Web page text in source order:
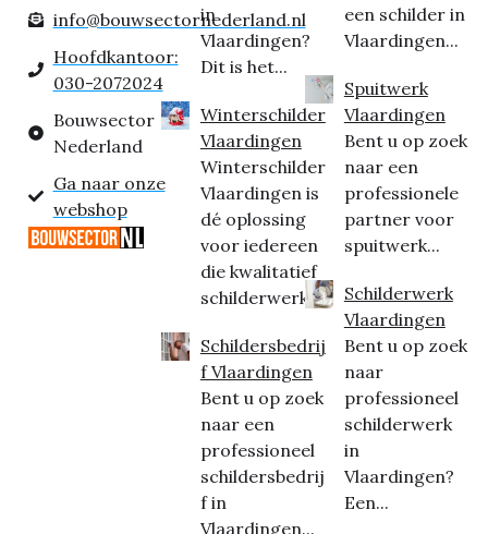
info@bouwsectornederland.nl
Hoofdkantoor:
030-2072024
Bouwsector
Nederland
Ga naar onze
webshop
in
Vlaardingen?
Dit is het...
Winterschilder
Vlaardingen
Winterschilder
Vlaardingen is
dé oplossing
voor iedereen
die kwalitatief
schilderwerk...
Schildersbedrij
f Vlaardingen
Bent u op zoek
naar een
professioneel
schildersbedrij
f in
Vlaardingen...
een schilder in
Vlaardingen...
Spuitwerk
Vlaardingen
Bent u op zoek
naar een
professionele
partner voor
spuitwerk...
Schilderwerk
Vlaardingen
Bent u op zoek
naar
professioneel
schilderwerk
in
Vlaardingen?
Een...